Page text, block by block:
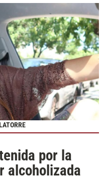
por la
alcoholizada